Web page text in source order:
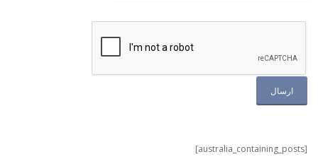
[australia_containing_posts]